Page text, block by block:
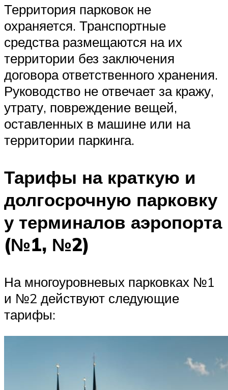
Территория парковок не
охраняется. Транспортные
средства размещаются на их
территории без заключения
договора ответственного хранения.
Руководство не отвечает за кражу,
утрату, повреждение вещей,
оставленных в машине или на
территории паркинга.
Тарифы на краткую и
долгосрочную парковку
у терминалов аэропорта
(№1, №2)
На многоуровневых парковках №1
и №2 действуют следующие
тарифы: